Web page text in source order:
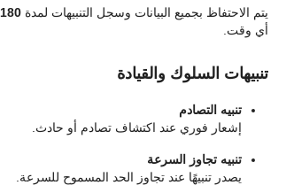
يتم الاحتفاظ بجميع البيانات وسجل التنبيهات لمدة 180 يومًا
أي وقت.
تنبيهات السلوك والقيادة
تنبيه التصادم
إشعار فوري عند اكتشاف تصادم أو حادث.
تنبيه تجاوز السرعة
يصدر تنبيهًا عند تجاوز الحد المسموح للسرعة.